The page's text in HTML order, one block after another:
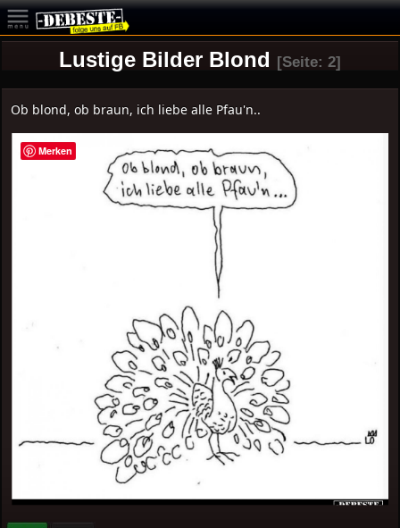
Lustige Bilder Blond [Seite: 2]
Ob blond, ob braun, ich liebe alle Pfau'n..
Merken